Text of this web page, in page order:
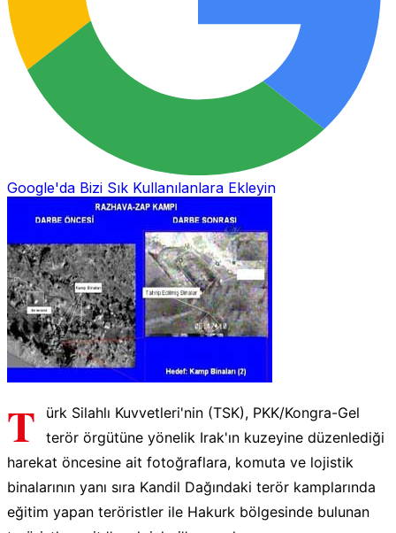
Google'da Bizi Sık Kullanılanlara Ekleyin
T
ürk Silahlı Kuvvetleri'nin (TSK), PKK/Kongra-Gel
terör örgütüne yönelik Irak'ın kuzeyine düzenlediği
harekat öncesine ait fotoğraflara, komuta ve lojistik
binalarının yanı sıra Kandil Dağındaki terör kamplarında
eğitim yapan teröristler ile Hakurk bölgesinde bulunan